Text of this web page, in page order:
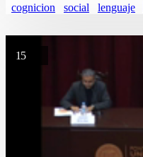
cognicion social lenguaje
15